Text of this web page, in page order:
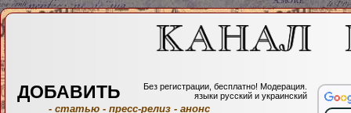
ДОБАВИТЬ
Без регистрации, бесплатно! Модерация.
языки русский и украинский
- статью - пресс-релиз - анонс